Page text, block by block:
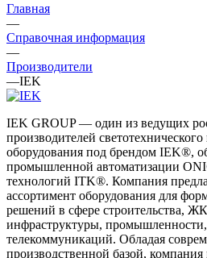
Главная
—
Справочная информация
—
Производители
—IEK
IEK GROUP — один из ведущих
производителей
оборудования под брендом IEK®,
промышленной автоматизации
технологий ITK®. Компания
ассортимент оборудования для
решений в сфере строительства,
инфраструктуры, промышленности,
телекоммуникаций. Обладая
производственной базой,